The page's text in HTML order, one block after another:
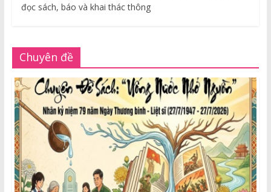
đọc sách, báo và khai thác thông
Chuyên đề